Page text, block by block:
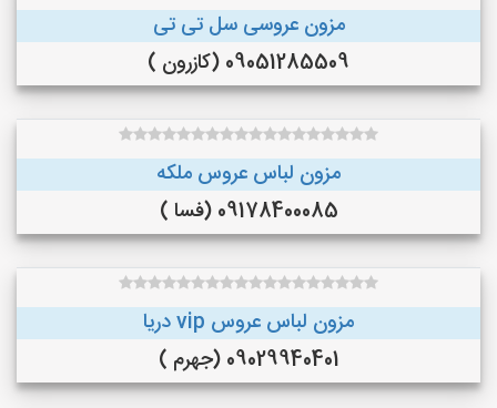
مزون عروسی سل تی تی
09051285509 (کازرون )
مزون لباس عروس ملکه
09178400085 (فسا )
مزون لباس عروس vip دریا
09029940401 (جهرم )